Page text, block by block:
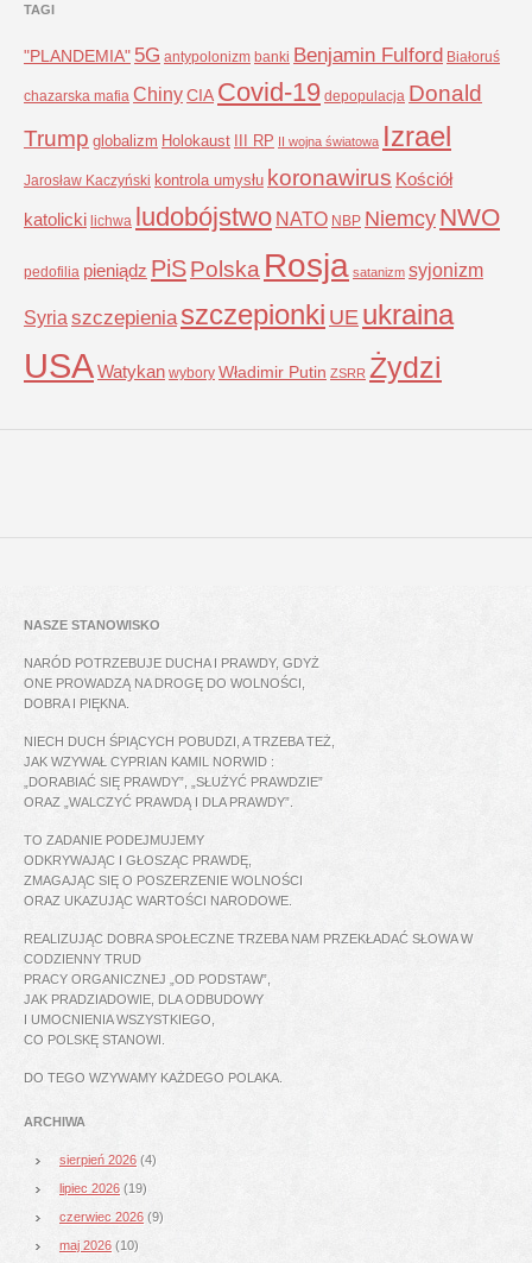
TAGI
"PLANDEMIA" 5G antypolonizm banki Benjamin Fulford Białoruś
chazarska mafia ChinyCIA Covid-19 depopulacja Donald
Trump globalizm Holokaust III RP II wojna światowa Izrael
Jarosław Kaczyński kontrola umysłu koronawirus Kościół
katolicki lichwa ludobójstwo NATO NBP NiemcyNWO
pedofilia pieniądz PiSPolska Rosja satanizm syjonizm
Syria szczepienia szczepionki UE ukraina
USAWatykan wybory Władimir Putin ZSRR Żydzi
NASZE STANOWISKO
NARÓD POTRZEBUJE DUCHA I PRAWDY, GDYŻ
ONE PROWADZĄ NA DROGĘ DO WOLNOŚCI,
DOBRA I PIĘKNA.
NIECH DUCH ŚPIĄCYCH POBUDZI, A TRZEBA TEŻ,
JAK WZYWAŁ CYPRIAN KAMIL NORWID :
„DORABIAĆ SIĘ PRAWDY”, „SŁUŻYĆ PRAWDZIE”
ORAZ „WALCZYĆ PRAWDĄ I DLA PRAWDY”.
TO ZADANIE PODEJMUJEMY
ODKRYWAJĄC I GŁOSZĄC PRAWDĘ,
ZMAGAJĄC SIĘ O POSZERZENIE WOLNOŚCI
ORAZ UKAZUJĄC WARTOŚCI NARODOWE.
REALIZUJĄC DOBRA SPOŁECZNE TRZEBA NAM PRZEKŁADAĆ SŁOWA W
CODZIENNY TRUD
PRACY ORGANICZNEJ „OD PODSTAW”,
JAK PRADZIADOWIE, DLA ODBUDOWY
I UMOCNIENIA WSZYSTKIEGO,
CO POLSKĘ STANOWI.
DO TEGO WZYWAMY KAŻDEGO POLAKA.
ARCHIWA
sierpień 2026 (4)
lipiec 2026 (19)
czerwiec 2026 (9)
maj 2026 (10)